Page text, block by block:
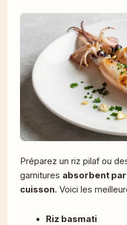
Préparez un riz pilaf ou
garnitures absorbent
cuisson. Voici les
Riz basmati